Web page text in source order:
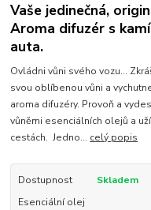
Vaše jedinečná,
Aroma difuzér s
auta.
Ovládni vůni svého vozu...
svou oblíbenou vůni a
aroma difuzéry. Provoň a
vůněmi esenciálních olejů a
cestách. Jedno... celý popis
Dostupnost
Skladem
Esenciální olej